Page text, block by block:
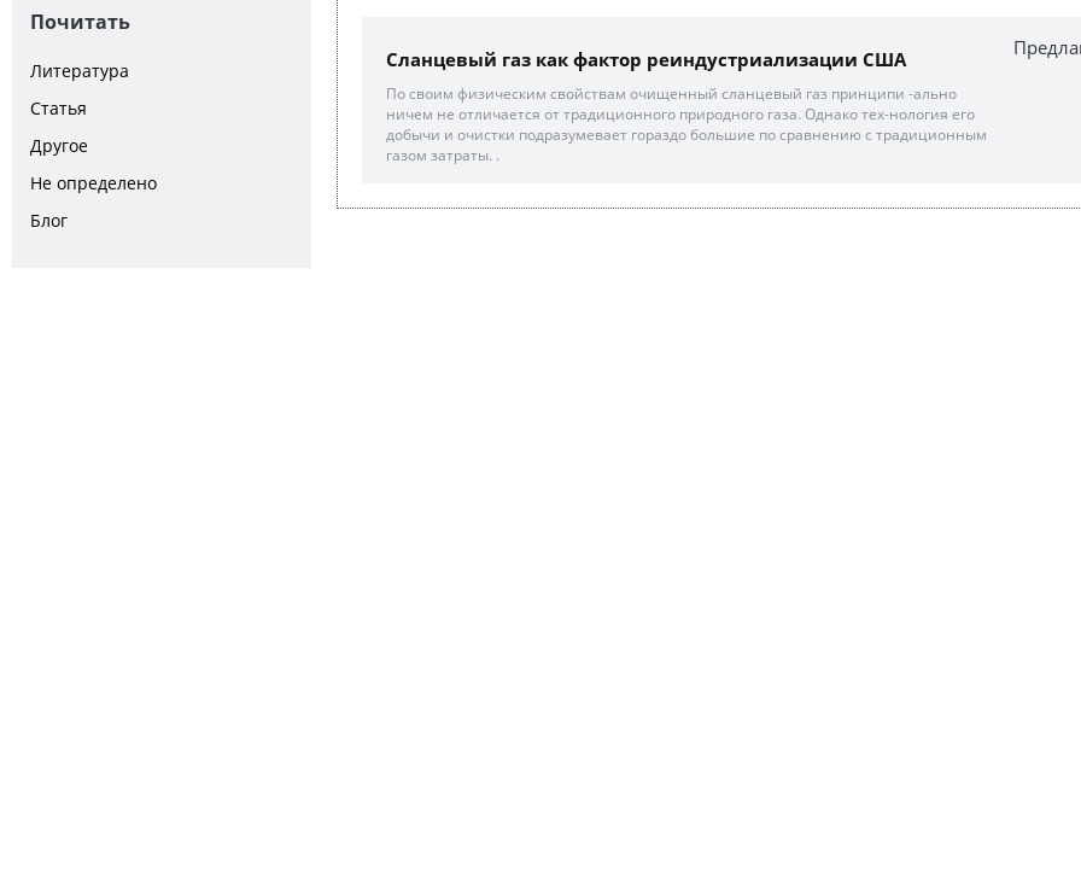
Почитать
Литература
Статья
Другое
Не определено
Блог
Сланцевый газ как фактор реиндустриализации США
По своим физическим свойствам очищенный сланцевый газ принципи -ально
ничем не отличается от традиционного природного газа. Однако тех-нология его
добычи и очистки подразумевает гораздо большие по сравнению с традиционным
газом затраты. .